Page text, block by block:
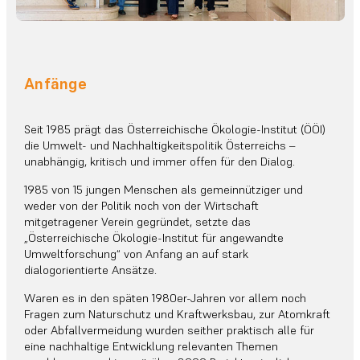
Anfänge
Seit 1985 prägt das Österreichische Ökologie-Institut (ÖÖI)
die Umwelt- und Nachhaltigkeitspolitik Österreichs –
unabhängig, kritisch und immer offen für den Dialog.
1985 von 15 jungen Menschen als gemeinnütziger und
weder von der Politik noch von der Wirtschaft
mitgetragener Verein gegründet, setzte das
„Österreichische Ökologie-Institut für angewandte
Umweltforschung“ von Anfang an auf stark
dialogorientierte Ansätze.
Waren es in den späten 1980er-Jahren vor allem noch
Fragen zum Naturschutz und Kraftwerksbau, zur Atomkraft
oder Abfallvermeidung wurden seither praktisch alle für
eine nachhaltige Entwicklung relevanten Themen